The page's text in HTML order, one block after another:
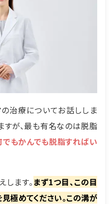
治療についてお話ししま
すが、最も有名なのは脱脂
でもかんでも脱脂すればい
ます。 まず1つ目、この目
極めてください。この溝が